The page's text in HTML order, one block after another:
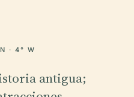
· 4° W
antigua;